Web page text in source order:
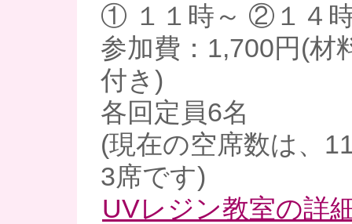
① １１時～ ②１４
参加費：1,700円(材
付き)
各回定員6名
(現在の空席数は、
3席です)
UVレジン教室の詳